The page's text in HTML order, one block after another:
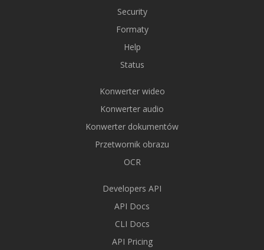
Security
Formaty
Help
Status
Konwerter wideo
Konwerter audio
Konwerter dokumentów
Przetwornik obrazu
OCR
Developers API
API Docs
CLI Docs
API Pricing